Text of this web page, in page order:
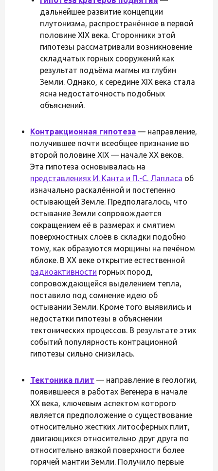
дальнейшее развитие концепции
плутонизма, распространённое в первой
половине XIX века. Сторонники этой
гипотезы рассматривали возникновение
складчатых горных сооружений как
результат подъёма магмы из глубин
Земли. Однако, к середине XIX века стала
ясна недостаточность подобных
объяснений.
Контракционная гипотеза — направление,
получившее почти всеобщее признание во
второй половине XIX — начале XX веков.
Эта гипотеза основывалась на
представлениях И. Канта и П.-С. Лапласа об
изначально раскалённой и постепенно
остывающей Земле. Предполагалось, что
остывание Земли сопровождается
сокращением её в размерах и смятием
поверхностных слоёв в складки подобно
тому, как образуются морщины на печёном
яблоке. В XX веке открытие естественной
радиоактивности горных пород,
сопровождающейся выделением тепла,
поставило под сомнение идею об
остывании Земли. Кроме того выявились и
недостатки гипотезы в объяснении
тектонических процессов. В результате этих
событий популярность контрационной
гипотезы сильно снизилась.
Тектоника плит — направление в геологии,
появившееся в работах Вегенера в начале
XX века, ключевым аспектом которого
является предположение о существование
относительно жестких литосферных плит,
двигающихся относительно друг друга по
относительно вязкой поверхности более
горячей мантии Земли. Получило первые